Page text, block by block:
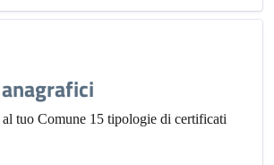
tuo Comune 15 tipologie di certificati